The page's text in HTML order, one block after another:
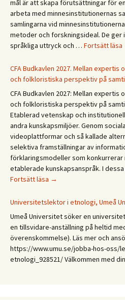
kesää!
mål är att skapa förutsättningar för
arbeta med minnesinstitutionernas
samlingarna vid
metoder och forskningsideal. De ger
språkliga uttryck och … Fortsätt läsa
i
CFA Budkavlen 2027. Mellan
och folkloristiska perspektiv på
CFA Budkavlen 2027: Mellan
och folkloristiska perspektiv på
Etablerad vetenskap och
andra kunskapsmiljöer. Genom
videoplattformar och så kallade
selektiva framställningar av
förklaringsmodeller som
etablerade kunskapsanspråk. I
Fortsätt läsa CFA
2027.
expertis
och
erfarenhet:
Etnologiska
och
→
Universitetslektor i etnologi, Umeå
Umeå Universitet söker en
en tillsvidare-anställning på heltid
överenskommelse). Läs mer och
https://www.umu.se/jobba-hos-oss/
etnologi_928521/ Välkommen med